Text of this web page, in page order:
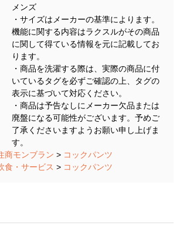
メンズ
・サイズはメーカーの基準によります。
機能に関する内容はラクスルがその商品
に関して得ている情報を元に記載してお
ります。
・商品を洗濯する際は、実際の商品に付
いているタグを必ずご確認の上、タグの
表示に基づいて対応ください。
・商品は予告なしにメーカー欠品または
廃盤になる可能性がございます。予めご
了承くださいますようお願い申し上げま
す。
商モンブラン > コックパンツ
食・サービス > コックパンツ